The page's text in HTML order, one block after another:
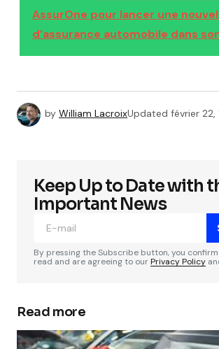
AssurOne pour lancer une
d’assurance automobile dans
by William LacroixUpdated février 22,
Keep Up to Date with
Important News
By pressing the Subscribe button, you
read and are agreeing to ourPrivacy Policy
Read more